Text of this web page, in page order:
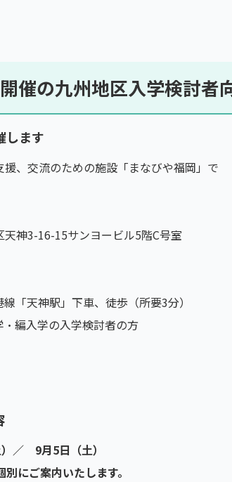
催の九州地区入学検討者
します
、交流のための施設「まなびや福岡」で
天神3-16-15サンヨービル5階C号室
「天神駅」下車、徒歩（所要3分）
編入学の入学検討者の方
／ 9月5日（土）
にご案内いたします。